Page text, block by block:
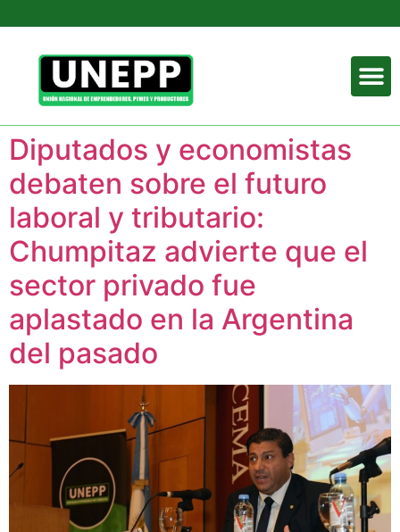
Diputados y economistas
debaten sobre el futuro
laboral y tributario:
Chumpitaz advierte que el
sector privado fue
aplastado en la Argentina
del pasado